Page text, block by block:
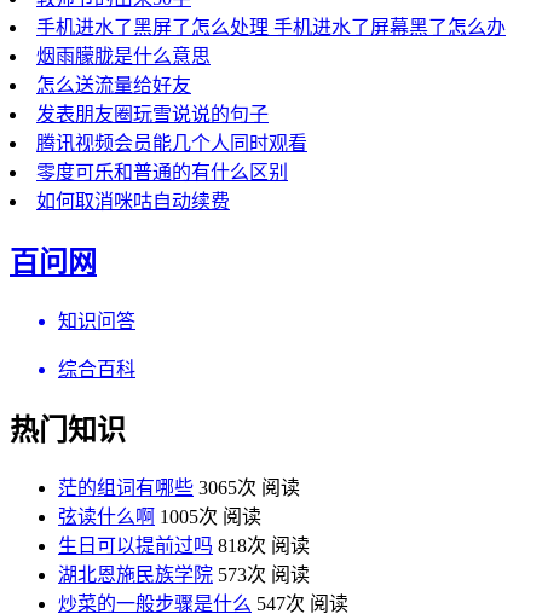
手机进水了黑屏了怎么处理 手机进水了屏幕黑了怎么办
烟雨朦胧是什么意思
怎么送流量给好友
发表朋友圈玩雪说说的句子
腾讯视频会员能几个人同时观看
零度可乐和普通的有什么区别
如何取消咪咕自动续费
百问网
知识问答
综合百科
热门知识
茫的组词有哪些 3065次 阅读
弦读什么啊 1005次 阅读
生日可以提前过吗 818次 阅读
湖北恩施民族学院 573次 阅读
炒菜的一般步骤是什么 547次 阅读